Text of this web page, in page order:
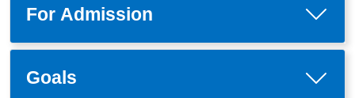
For Admission
Goals